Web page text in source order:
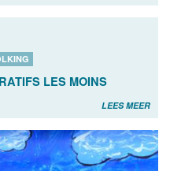
LES MOINS
LEES MEER